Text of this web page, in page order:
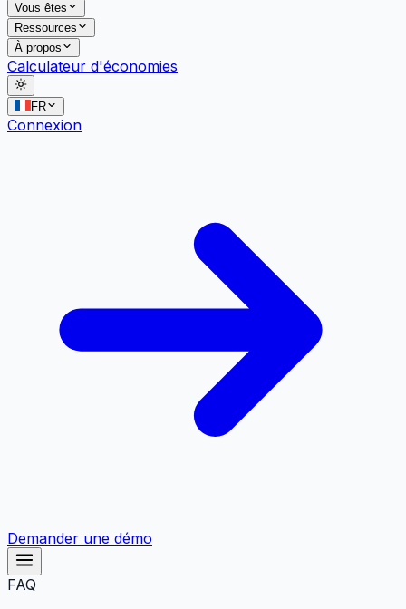
Vous êtes
Ressources
À propos
Calculateur d'économies
FR
Connexion
Demander une démo
FAQ